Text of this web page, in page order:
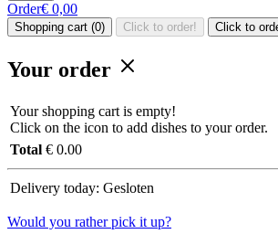
Order€ 0,00
Shopping cart (0) Click to order! Click to
Your order
Your shopping cart is empty!
Click on the icon to add dishes to your order.
Total € 0.00
Delivery today: Gesloten
Would you rather pick it up?